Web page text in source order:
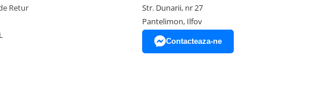
Retur
Str. Dunarii, nr 27
Pantelimon, Ilfov
Contacteaza-ne